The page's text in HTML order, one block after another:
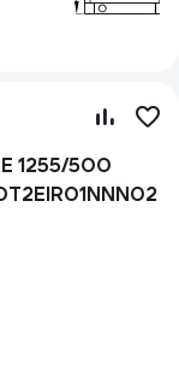
1255/500